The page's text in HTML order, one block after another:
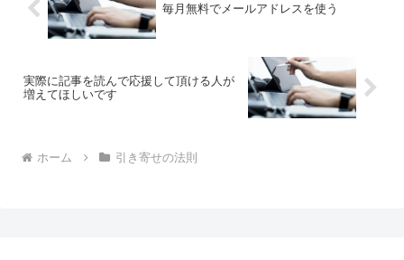
毎月無料でメールアドレスを使う
実際に記事を読んで応援して頂ける人が
増えてほしいです
ホーム 引き寄せの法則